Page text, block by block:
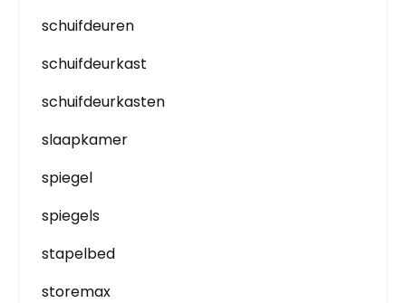
schuifdeuren
schuifdeurkast
schuifdeurkasten
slaapkamer
spiegel
spiegels
stapelbed
storemax